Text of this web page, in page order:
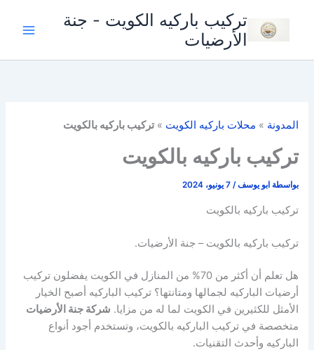
المحتوى
تركيب باركيه الكويت - جنة
الأرضيات
المدونة » محلات باركيه الكويت »تركيب باركيه بالكويت
تركيب باركيه بالكويت
بواسطة ابو يوسف/7 يونيو، 2024
تركيب باركيه بالكويت
تركيب باركيه بالكويت – جنة الأرضيات.
هل تعلم أن أكثر من 70% من المنازل في الكويت يفضلون تركيب
أرضيات الباركيه لجمالها ومتانتها؟ تركيب الباركيه أصبح الخيار
الأمثل للكثيرين في الكويت لما له من مزايا. شركة جنة الأرضيات
متخصصة في تركيب الباركيه بالكويت، وتستخدم أجود أنواع
الباركيه وأحدث التقنيات.